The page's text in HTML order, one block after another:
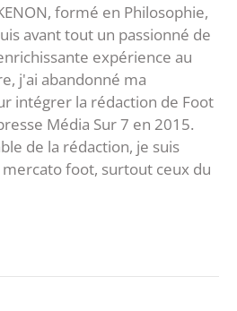
formé en Philosophie,
avant tout un passionné de
expérience au
j'ai abandonné ma
intégrer la rédaction de Foot
Média Sur 7 en 2015.
de la rédaction, je suis
foot, surtout ceux du